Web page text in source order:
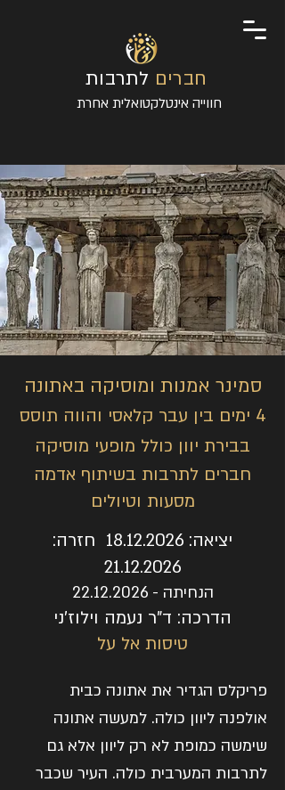
חברים לתרבות
חווייה אינטלקטואלית אחרת
סמינר אמנות ומוסיקה באתונה
4 ימים בין עבר קלאסי והווה תוסס
בבירת יוון כולל מופעי מוסיקה
חברים לתרבות בשיתוף אדמה
מסעות וטיולים
יציאה: 18.12.2026 חזרה:
21.12.2026
הנחיתה -22.12.2026
הדרכה: ד"ר נעמה וילוז'ני
טיסות אל על
פריקלס הגדיר את אתונה כבית
אולפנה ליוון כולה. למעשה אתונה
שימשה כמופת לא רק ליוון אלא גם
לתרבות המערבית כולה. העיר שכבר